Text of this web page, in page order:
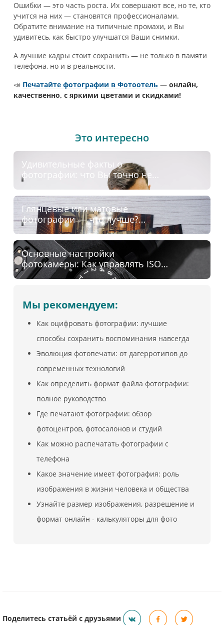
Ошибки — это часть роста. Их совершают все, но те, кто
учится на них — становятся профессионалами.
Обратите внимание на типичные промахи, и Вы
удивитесь, как быстро улучшатся Ваши снимки.
А лучшие кадры стоит сохранить — не только в памяти
телефона, но и в реальности.
📣 Печатайте фотографии в Фотоотель — онлайн,
качественно, с яркими цветами и скидками!
Это интересно
Удивительные факты о
фотографии: что Вы точно не
знали о снимках
Глянцевые или матовые
фотографии — что лучше?
Отличия, плюсы и советы по
выбору
Основные настройки
фотокамеры: Как управлять ISO,
выдержкой и диафрагмой
Мы рекомендуем:
Как оцифровать фотографии: лучшие
способы сохранить воспоминания навсегда
Эволюция фотопечати: от дагерротипов до
современных технологий
Как определить формат файла фотографии:
полное руководство
Где печатают фотографии: обзор
фотоцентров, фотосалонов и студий
Как можно распечатать фотографии с
телефона
Какое значение имеет фотография: роль
изображения в жизни человека и общества
Узнайте размер изображения, разрешение и
формат онлайн - калькуляторы для фото
Поделитесь статьёй с друзьями